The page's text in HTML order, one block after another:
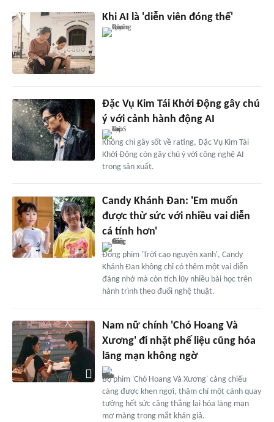
Khi AI là 'diễn viên đóng thế'
Đặc Vụ Kim Tái Khởi Động gây chú
ý với cảnh hành động AI
Không chỉ gây sốt về rating, Đặc Vụ Kim Tái
Khởi Động còn gây chú ý với công nghệ AI
trong sản xuất.
Candy Khánh Đan: 'Em muốn
được thử sức với nhiều vai diễn
cá tính hơn'
Đóng phim 'Trời cao nguyên xanh', Candy
Khánh Đan không chỉ có thêm một vai diễn
đáng nhớ mà còn tích lũy nhiều bài học trên
hành trình theo đuổi nghệ thuật.
Nam nữ chính 'Chó Hoang Và
Xương' đi nhặt phế liệu cũng hóa
lãng mạn không ngờ
Bộ phim 'Chó Hoang Và Xương' càng chiếu
càng được khen ngợi, thậm chí một cảnh quay
tưởng hết sức căng thẳng lại hóa lãng mạn
mơ màng trong mắt khán giả.